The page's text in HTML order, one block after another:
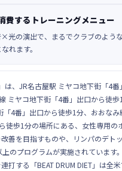
費するトレーニングメニュー
光の演出で、まるでクラブのような
れます。
は、JR名古屋駅 ミヤコ地下街「4番
ミヤコ地下街「4番」出口から徒歩
「4番」出口から徒歩1分、おおなみ
徒歩1分の場所にある、女性専用の
善を目指すものや、リンパのデト
のプログラムが実施されています
打する「BEAT DRUM DIET」は全